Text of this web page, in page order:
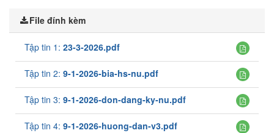
File đính kèm
Tập tin 1: 23-3-2026.pdf
Tập tin 2: 9-1-2026-bia-hs-nu.pdf
Tập tin 3: 9-1-2026-don-dang-ky-nu.pdf
Tập tin 4: 9-1-2026-huong-dan-v3.pdf